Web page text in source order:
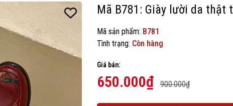
Mã B781: Giày lười da thật
Mã sản phẩm: B781
Tình trạng: Còn hàng
Giá bán:
650.000₫ 900.000₫